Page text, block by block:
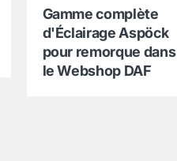
Gamme complète
d'Éclairage Aspöck
pour remorque dans
le Webshop DAF